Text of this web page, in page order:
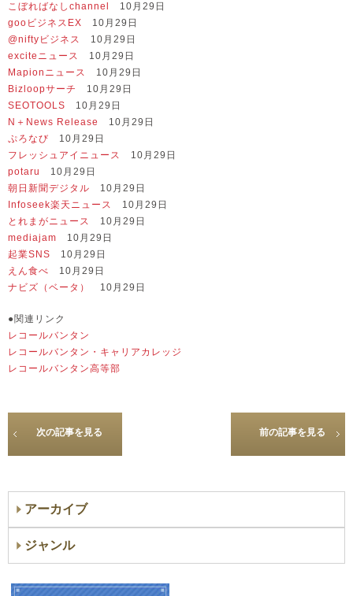
こぼればなしchannel
10月29日
gooビジネスEX 10月29日
@niftyビジネス
10月29日
exciteニュース
10月29日
Mapionニュース
10月29日
Bizloopサーチ
10月29日
SEOTOOLS 10月29日
N＋News Release
10月29日
ぷろなび 10月29日
フレッシュアイニュース
10月29日
potaru
10月29日
朝日新聞デジタル 10月29日
Infoseek楽天ニュース
10月29日
とれまがニュース
10月29日
mediajam 10月29日
起業SNS 10月29日
えん食べ 10月29日
ナビズ（ベータ）
10月29日
●関連リンク
レコールバンタン
レコールバンタン・キャリアカレッジ
レコールバンタン高等部
次の記事を見る 前の記事を見る
アーカイブ
ジャンル